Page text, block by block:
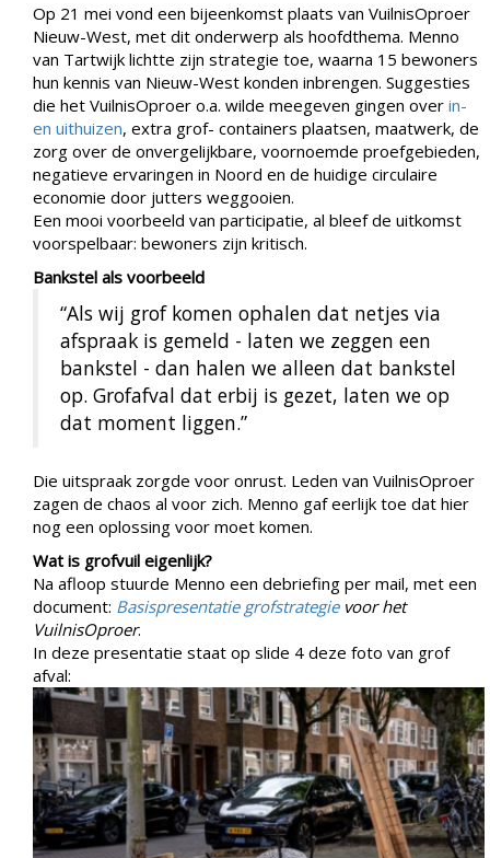
Op 21 mei vond een bijeenkomst plaats van VuilnisOproer
Nieuw-West, met dit onderwerp als hoofdthema. Menno
van Tartwijk lichtte zijn strategie toe, waarna 15 bewoners
hun kennis van Nieuw-West konden inbrengen. Suggesties
die het VuilnisOproer o.a. wilde meegeven gingen over in-
en uithuizen, extra grof- containers plaatsen, maatwerk, de
zorg over de onvergelijkbare, voornoemde proefgebieden,
negatieve ervaringen in Noord en de huidige circulaire
economie door jutters weggooien.
Een mooi voorbeeld van participatie, al bleef de uitkomst
voorspelbaar: bewoners zijn kritisch.
Bankstel als voorbeeld
“Als wij grof komen ophalen dat netjes via
afspraak is gemeld - laten we zeggen een
bankstel - dan halen we alleen dat bankstel
op. Grofafval dat erbij is gezet, laten we op
dat moment liggen.”
Die uitspraak zorgde voor onrust. Leden van VuilnisOproer
zagen de chaos al voor zich. Menno gaf eerlijk toe dat hier
nog een oplossing voor moet komen.
Wat is grofvuil eigenlijk?
Na afloop stuurde Menno een debriefing per mail, met een
document: Basispresentatie grofstrategievoor het
VuilnisOproer.
In deze presentatie staat op slide 4 deze foto van grof
afval: